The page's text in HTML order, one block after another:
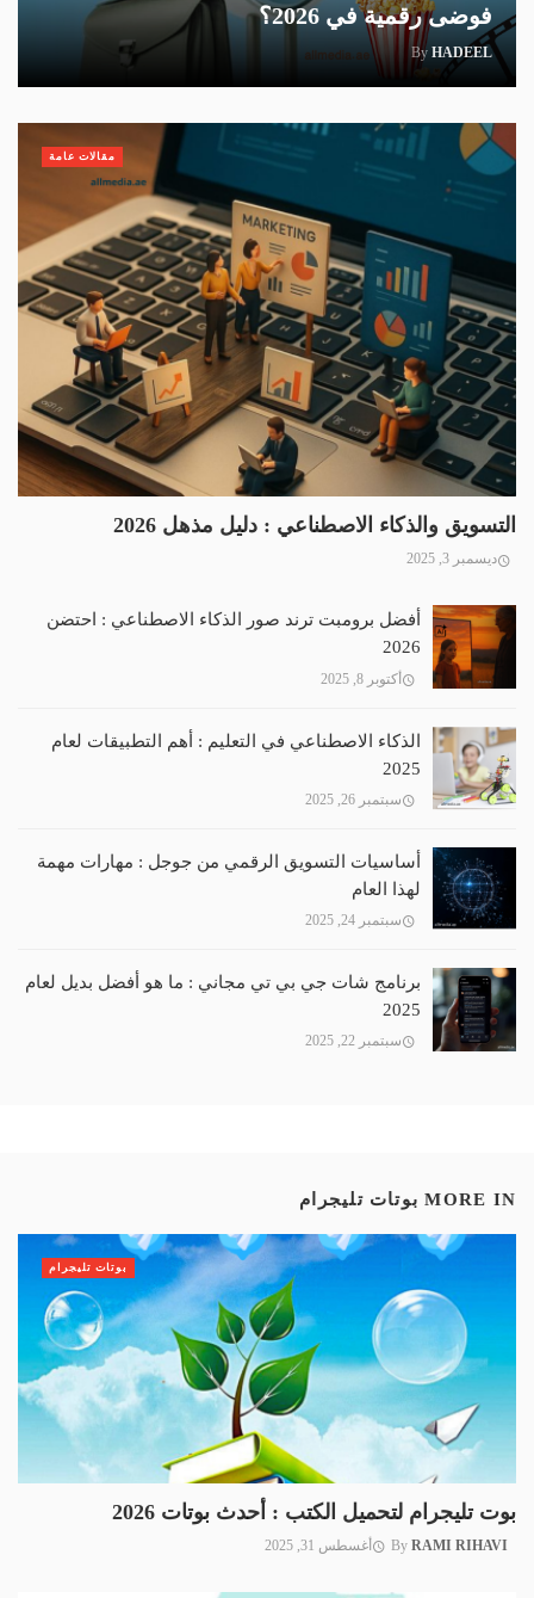
فوضى رقمية في 2026؟
By HADEEL
التسويق والذكاء الاصطناعي : دليل مذهل 2026
ديسمبر 3, 2025
مقالات عامة
أفضل برومبت ترند صور الذكاء الاصطناعي : احتضن
2026
أكتوبر 8, 2025
الذكاء الاصطناعي في التعليم : أهم التطبيقات لعام
2025
سبتمبر 26, 2025
أساسيات التسويق الرقمي من جوجل : مهارات مهمة
لهذا العام
سبتمبر 24, 2025
برنامج شات جي بي تي مجاني : ما هو أفضل بديل لعام
2025
سبتمبر 22, 2025
MORE IN بوتات تليجرام
بوت تليجرام لتحميل الكتب : أحدث بوتات 2026
By RAMI RIHAVI أغسطس 31, 2025
بوتات تليجرام